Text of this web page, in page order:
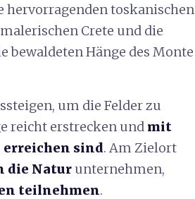
hervorragenden toskanischen
Crete und die
bewaldeten Hänge des Monte
um die Felder zu
reicht erstrecken und mit
sind. Am Zielort
die Natur unternehmen,
teilnehmen.